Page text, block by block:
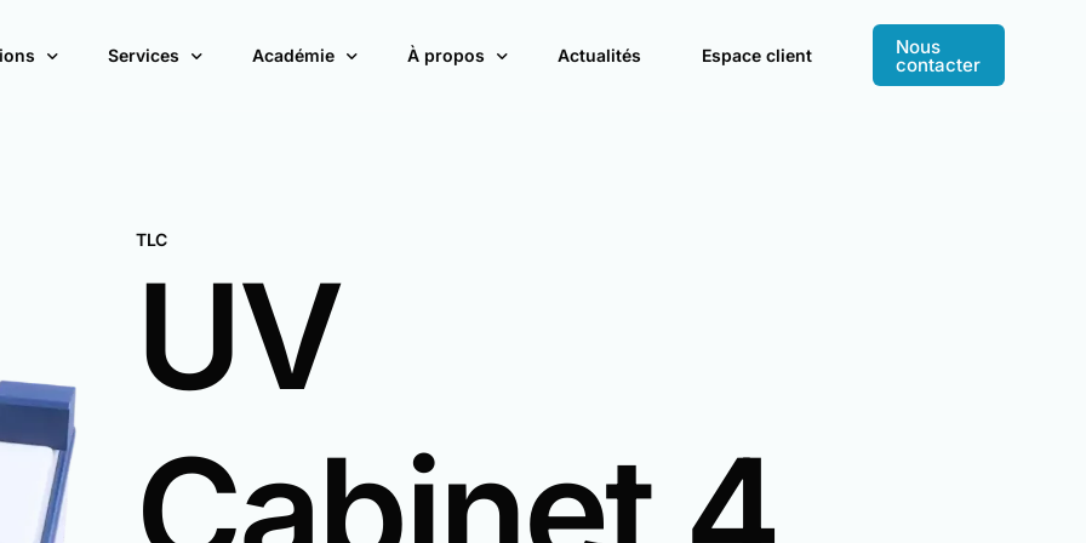
Développement
Services Académie À propos Actualités Espace client Nous
contacter
TLC
UV